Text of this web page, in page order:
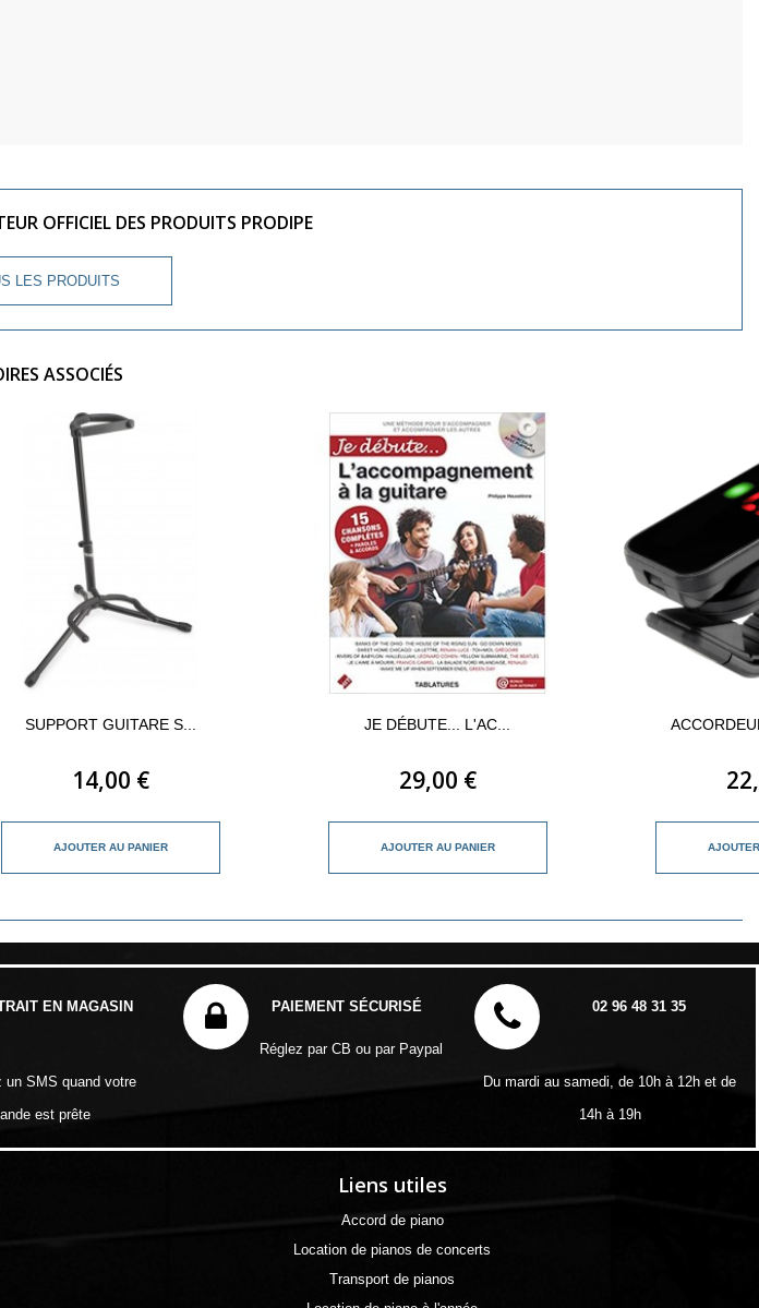
OFFICIEL DES PRODUITS PRODIPE
LES PRODUITS
ASSOCIÉS
SUPPORT GUITARE S...
14,00 €
AJOUTER AU PANIER
JE DÉBUTE... L'AC...
29,00 €
AJOUTER AU PANIER
EN MAGASIN
un SMS quand votre
est prête
PAIEMENT SÉCURISÉ
Réglez par CB ou par Paypal
02 96 48 31 35
Du mardi au samedi, de 10h à 12h et de
14h à 19h
Liens utiles
Accord de piano
Location de pianos de concerts
Transport de pianos